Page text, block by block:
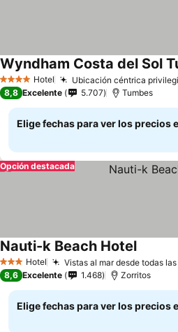
4 EstrellasHotel Ubicación céntrica
Wyndham Costa del Sol
8,8 Excelente 5.707 Tumbes
Elige fechas para ver los precios
Opción destacada
3 Estrellas
Hotel Vistas al mar desde todas
Nauti-k Beach Hotel
8,6 Excelente 1.468 Zorritos
Elige fechas para ver los precios